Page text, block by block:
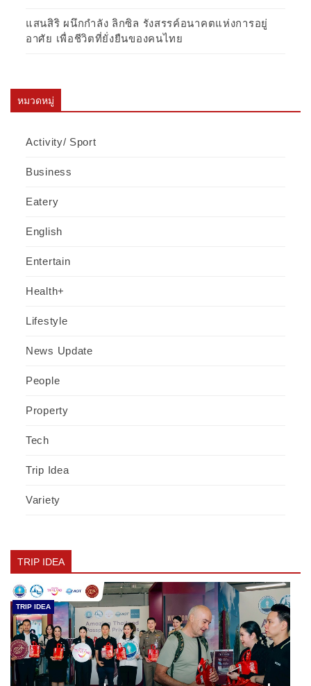
แสนสิริ ผนึกกำลัง ลิกซิล รังสรรค์อนาคตแห่งการอยู่
อาศัย เพื่อชีวิตที่ยั่งยืนของคนไทย
หมวดหมู่
Activity/ Sport
Business
Eatery
English
Entertain
Health+
Lifestyle
News Update
People
Property
Tech
Trip Idea
Variety
TRIP IDEA
TRIP IDEA